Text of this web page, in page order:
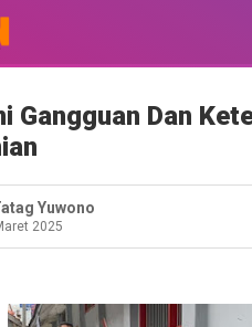
Gangguan Dan
Yuwono
2025